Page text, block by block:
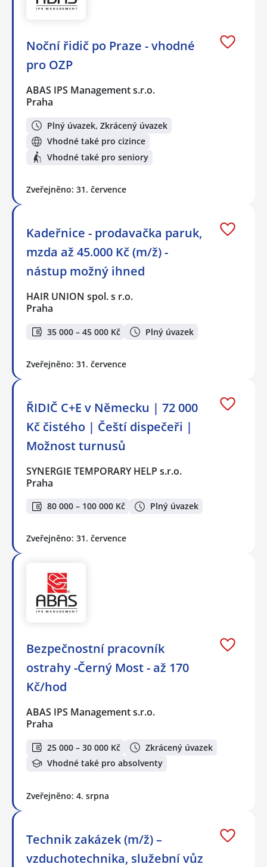
Noční řidič po Praze - vhodné
pro OZP
ABAS IPS Management s.r.o.
Praha
Plný úvazek, Zkrácený úvazek
Vhodné také pro cizince
Vhodné také pro seniory
Zveřejněno: 31. července
Kadeřnice - prodavačka paruk,
mzda až 45.000 Kč (m/ž) -
nástup možný ihned
HAIR UNION spol. s r.o.
Praha
35 000 – 45 000 Kč Plný úvazek
Zveřejněno: 31. července
ŘIDIČ C+E v Německu | 72 000
Kč čistého | Čeští dispečeři |
Možnost turnusů
SYNERGIE TEMPORARY HELP s.r.o.
Praha
80 000 – 100 000 Kč Plný úvazek
Zveřejněno: 31. července
Bezpečnostní pracovník
ostrahy -Černý Most - až 170
Kč/hod
ABAS IPS Management s.r.o.
Praha
25 000 – 30 000 Kč
Zkrácený úvazek
Vhodné také pro absolventy
Zveřejněno: 4. srpna
Technik zakázek (m/ž) –
vzduchotechnika, služební vůz